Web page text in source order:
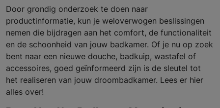
Door grondig onderzoek te doen naar
productinformatie, kun je weloverwogen beslissingen
nemen die bijdragen aan het comfort, de functionaliteit
en de schoonheid van jouw badkamer. Of je nu op zoek
bent naar een nieuwe douche, badkuip, wastafel of
accessoires, goed geïnformeerd zijn is de sleutel tot
het realiseren van jouw droombadkamer. Lees er hier
alles over!